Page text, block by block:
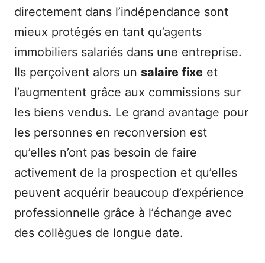
directement dans l’indépendance sont
mieux protégés en tant qu’agents
immobiliers salariés dans une entreprise.
Ils perçoivent alors un salaire fixe et
l’augmentent grâce aux commissions sur
les biens vendus. Le grand avantage pour
les personnes en reconversion est
qu’elles n’ont pas besoin de faire
activement de la prospection et qu’elles
peuvent acquérir beaucoup d’expérience
professionnelle grâce à l’échange avec
des collègues de longue date.